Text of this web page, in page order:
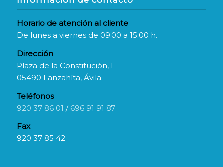
Horario de atención al cliente
De lunes a viernes de 09:00 a 15:00 h.
Dirección
Plaza de la Constitución, 1
05490 Lanzahíta, Ávila
Teléfonos
920 37 86 01 / 696 91 91 87
Fax
920 37 85 42